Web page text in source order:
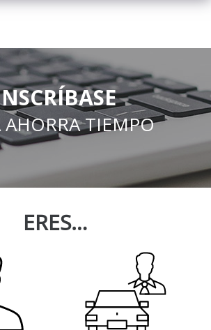
AHORRA TIEMPO
ERES…